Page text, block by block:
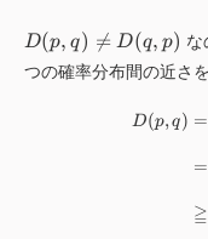
D
(
p
D(p, q) 
= D(q, p) な
つの確率分布間の近さ
D(p, q) =
=
≧